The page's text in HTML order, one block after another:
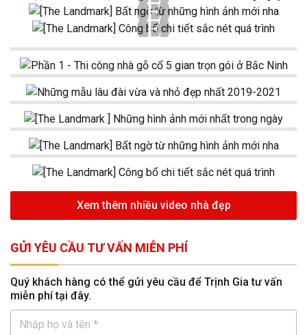
Xem thêm nhiều video nhà đẹp
GỬI YÊU CẦU TƯ VẤN MIỄN PHÍ
Quý khách hàng có thể gửi yêu cầu để Trịnh Gia tư vấn
miễn phí tại đây.